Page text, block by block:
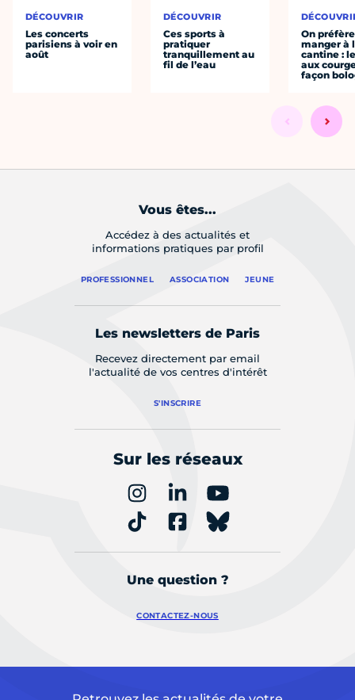
DÉCOUVRIR
Les concerts
parisiens à voir en
août
DÉCOUVRIR
Ces sports à
pratiquer
tranquillement au
fil de l’eau
On préfère
manger à
cantine :
aux
façon
Vous êtes...
Accédez à des actualités et
informations pratiques par profil
PROFESSIONNEL ASSOCIATION JEUNE
Les newsletters de Paris
Recevez directement par email
l'actualité de vos centres d'intérêt
S'INSCRIRE
Sur les réseaux
Une question ?
CONTACTEZ-NOUS